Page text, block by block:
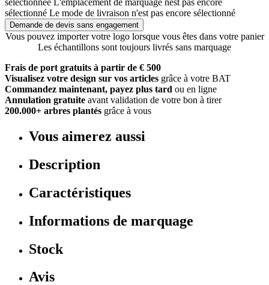
sélectionnée L'emplacement de marquage nest pas encore
sélectionné Le mode de livraison n'est pas encore sélectionné
Demande de devis sans engagement
Vous pouvez importer votre logo lorsque vous êtes dans votre panier
Les échantillons sont toujours livrés sans marquage
Frais de port gratuits à partir de € 500
Visualisez votre design sur vos articles grâce à votre BAT
Commandez maintenant, payez plus tard ou en ligne
Annulation gratuite avant validation de votre bon à tirer
200.000+ arbres plantés grâce à vous
Vous aimerez aussi
Description
Caractéristiques
Informations de marquage
Stock
Avis